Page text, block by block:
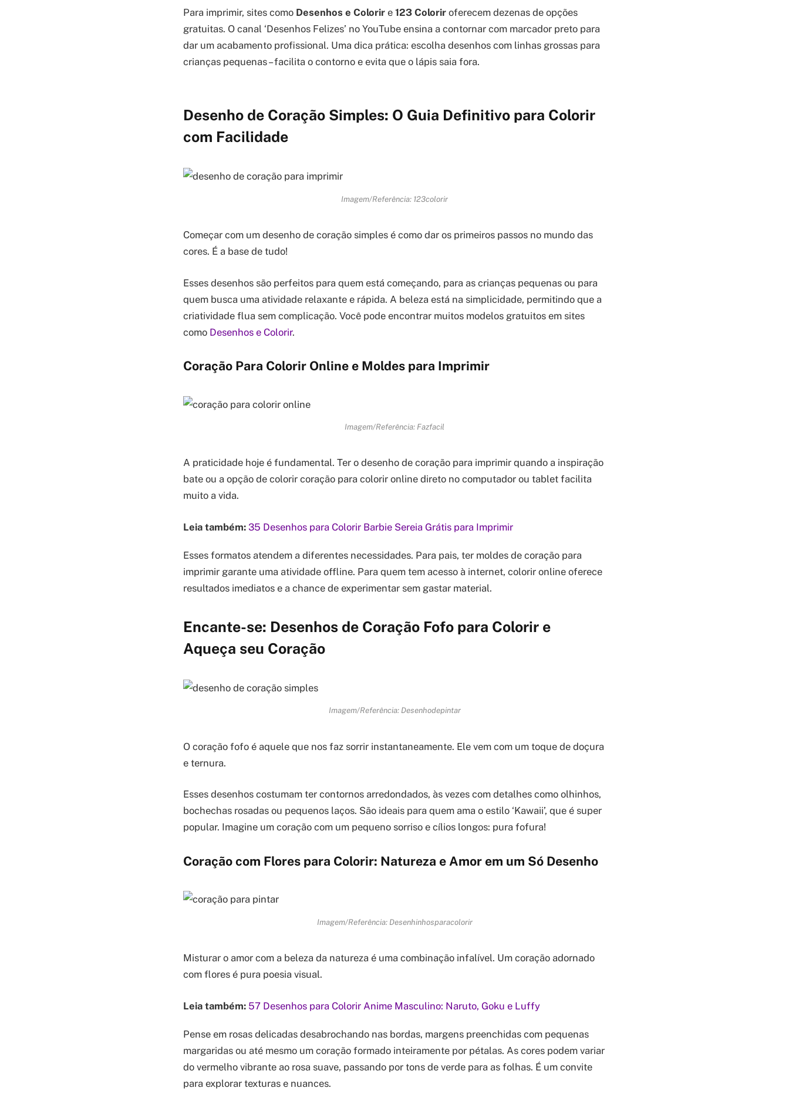
Para imprimir, sites como Desenhos e Colorir e 123 Colorir oferecem dezenas de opções
gratuitas. O canal ‘Desenhos Felizes’ no YouTube ensina a contornar com marcador preto para
dar um acabamento profissional. Uma dica prática: escolha desenhos com linhas grossas para
crianças pequenas – facilita o contorno e evita que o lápis saia fora.
Desenho de Coração Simples: O Guia Definitivo para Colorir
com Facilidade
Imagem/Referência: 123colorir
Começar com um desenho de coração simples é como dar os primeiros passos no mundo das
cores. É a base de tudo!
Esses desenhos são perfeitos para quem está começando, para as crianças pequenas ou para
quem busca uma atividade relaxante e rápida. A beleza está na simplicidade, permitindo que a
criatividade flua sem complicação. Você pode encontrar muitos modelos gratuitos em sites
como Desenhos e Colorir.
Coração Para Colorir Online e Moldes para Imprimir
Imagem/Referência: Fazfacil
A praticidade hoje é fundamental. Ter o desenho de coração para imprimir quando a inspiração
bate ou a opção de colorir coração para colorir online direto no computador ou tablet facilita
muito a vida.
Leia também: 35 Desenhos para Colorir Barbie Sereia Grátis para Imprimir
Esses formatos atendem a diferentes necessidades. Para pais, ter moldes de coração para
imprimir garante uma atividade offline. Para quem tem acesso à internet, colorir online oferece
resultados imediatos e a chance de experimentar sem gastar material.
Encante-se: Desenhos de Coração Fofo para Colorir e
Aqueça seu Coração
Imagem/Referência: Desenhodepintar
O coração fofo é aquele que nos faz sorrir instantaneamente. Ele vem com um toque de doçura
e ternura.
Esses desenhos costumam ter contornos arredondados, às vezes com detalhes como olhinhos,
bochechas rosadas ou pequenos laços. São ideais para quem ama o estilo ‘Kawaii’, que é super
popular. Imagine um coração com um pequeno sorriso e cílios longos: pura fofura!
Coração com Flores para Colorir: Natureza e Amor em um Só Desenho
Imagem/Referência: Desenhinhosparacolorir
Misturar o amor com a beleza da natureza é uma combinação infalível. Um coração adornado
com flores é pura poesia visual.
Leia também: 57 Desenhos para Colorir Anime Masculino: Naruto, Goku e Luffy
Pense em rosas delicadas desabrochando nas bordas, margens preenchidas com pequenas
margaridas ou até mesmo um coração formado inteiramente por pétalas. As cores podem variar
do vermelho vibrante ao rosa suave, passando por tons de verde para as folhas. É um convite
para explorar texturas e nuances.